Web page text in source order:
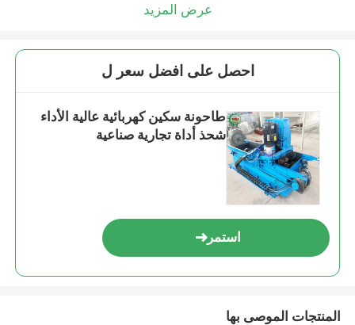
عرض المزيد
احصل على افضل سعر ل
طاحونة سكين كهربائية عالية الأداء
شحذ أداة تجارية صناعية
استمر
المنتجات الموصى بها